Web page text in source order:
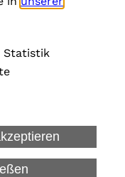
Bewerbungen
Statistik